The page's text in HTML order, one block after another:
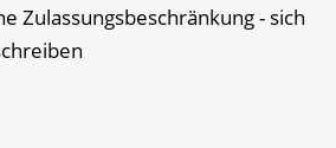
Zulassungsbeschränkung - sich